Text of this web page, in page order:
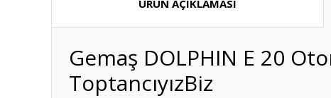
ÜRÜN AÇIKLAMASI
Gemaş DOLPHIN E 20
ToptancıyızBiz